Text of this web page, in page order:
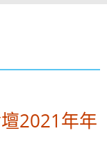
2021年年